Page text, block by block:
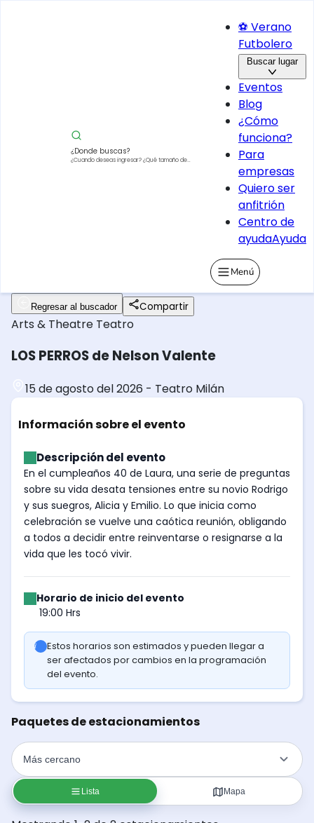
¿Donde buscas?
¿Cuando deseas ingresar?¿Qué tamaño de
⚽ Verano
Futbolero
Buscar lugar
Eventos
Blog
¿Cómo
funciona?
Para
empresas
Quiero ser
anfitrión
Centro de
ayudaAyuda
Menú
Regresar al buscador Compartir
Arts & Theatre Teatro
LOS PERROS de Nelson Valente
15 de agosto del 2026 - Teatro Milán
Información sobre el evento
Descripción del evento
En el cumpleaños 40 de Laura, una serie de preguntas
sobre su vida desata tensiones entre su novio Rodrigo
y sus suegros, Alicia y Emilio. Lo que inicia como
celebración se vuelve una caótica reunión, obligando
a todos a decidir entre reinventarse o resignarse a la
vida que les tocó vivir.
Horario de inicio del evento
19:00 Hrs
Estos horarios son estimados y pueden llegar a
ser afectados por cambios en la programación
del evento.
Paquetes de estacionamientos
Lista Mapa